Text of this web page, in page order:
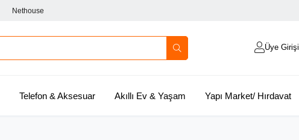
Nethouse
Üye Girişi
Telefon & Aksesuar Akıllı Ev & Yaşam Yapı Market/ Hırdavat